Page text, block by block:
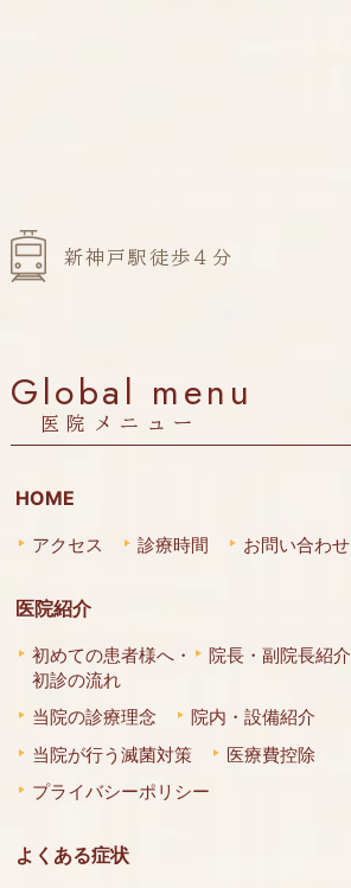
新神戸駅徒歩４分
Global menu
医院メニュー
HOME
アクセス 診療時間 お問い合わせ
医院紹介
初めての患者様へ・
初診の流れ
院長・副院長紹介
当院の診療理念
院内・設備紹介
当院が行う滅菌対策
医療費控除
プライバシーポリシー
よくある症状